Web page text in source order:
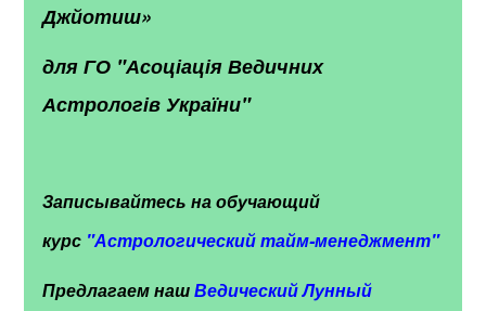
Джйотиш»
для ГО "Асоціація Ведичних
Астрологів України"
Записывайтесь на обучающий
курс "Астрологический тайм-менеджмент"
Предлагаем нашВедический Лунный